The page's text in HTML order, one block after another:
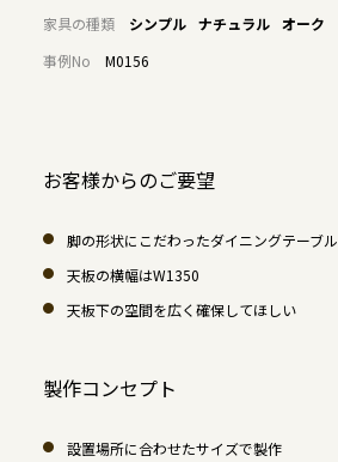
家具の種類
シンプル ナチュラル オーク
事例No
M0156
お客様からのご要望
脚の形状にこだわったダイニングテーブル
天板の横幅はW1350
天板下の空間を広く確保してほしい
製作コンセプト
設置場所に合わせたサイズで製作